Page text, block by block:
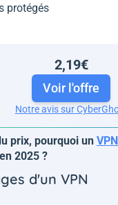
protégés
2,19€
Voir l'offre
Notre avis sur
prix, pourquoi un
en 2025 ?
d'un VPN